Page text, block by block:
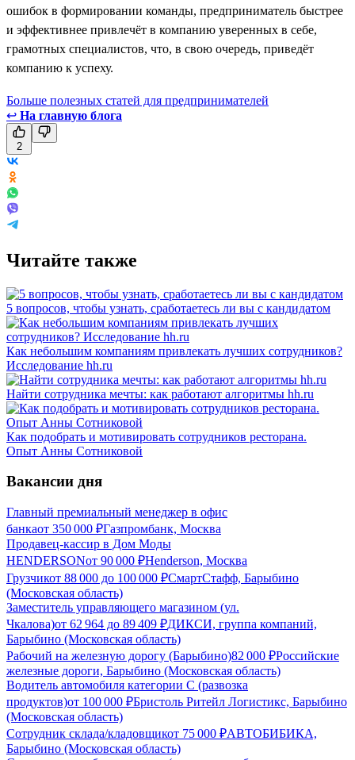
ошибок в формировании команды, предприниматель быстрее
и эффективнее привлечёт в компанию уверенных в себе,
грамотных специалистов, что, в свою очередь, приведёт
компанию к успеху.
Больше полезных статей для предпринимателей
↩ На главную блога
2
Читайте также
5 вопросов, чтобы узнать, сработаетесь ли вы с кандидатом
Как небольшим компаниям привлекать лучших сотрудников?
Исследование hh.ru
Найти сотрудника мечты: как работают алгоритмы hh.ru
Как подобрать и мотивировать сотрудников ресторана.
Опыт Анны Сотниковой
Вакансии дня
Главный премиальный менеджер в офис
банкаот 350 000 ₽Газпромбанк, Москва
Продавец-кассир в Дом Моды
HENDERSONот 90 000 ₽Henderson, Москва
Грузчикот 88 000 до 100 000 ₽СмартСтафф, Барыбино
(Московская область)
Заместитель управляющего магазином (ул.
Чкалова)от 62 964 до 89 409 ₽ДИКСИ, группа компаний,
Барыбино (Московская область)
Рабочий на железную дорогу (Барыбино)82 000 ₽Российские
железные дороги, Барыбино (Московская область)
Водитель автомобиля категории C (развозка
продуктов)от 100 000 ₽Бристоль Ритейл Логистикс, Барыбино
(Московская область)
Сотрудник склада/кладовщикот 75 000 ₽АВТОБИБИКА,
Барыбино (Московская область)